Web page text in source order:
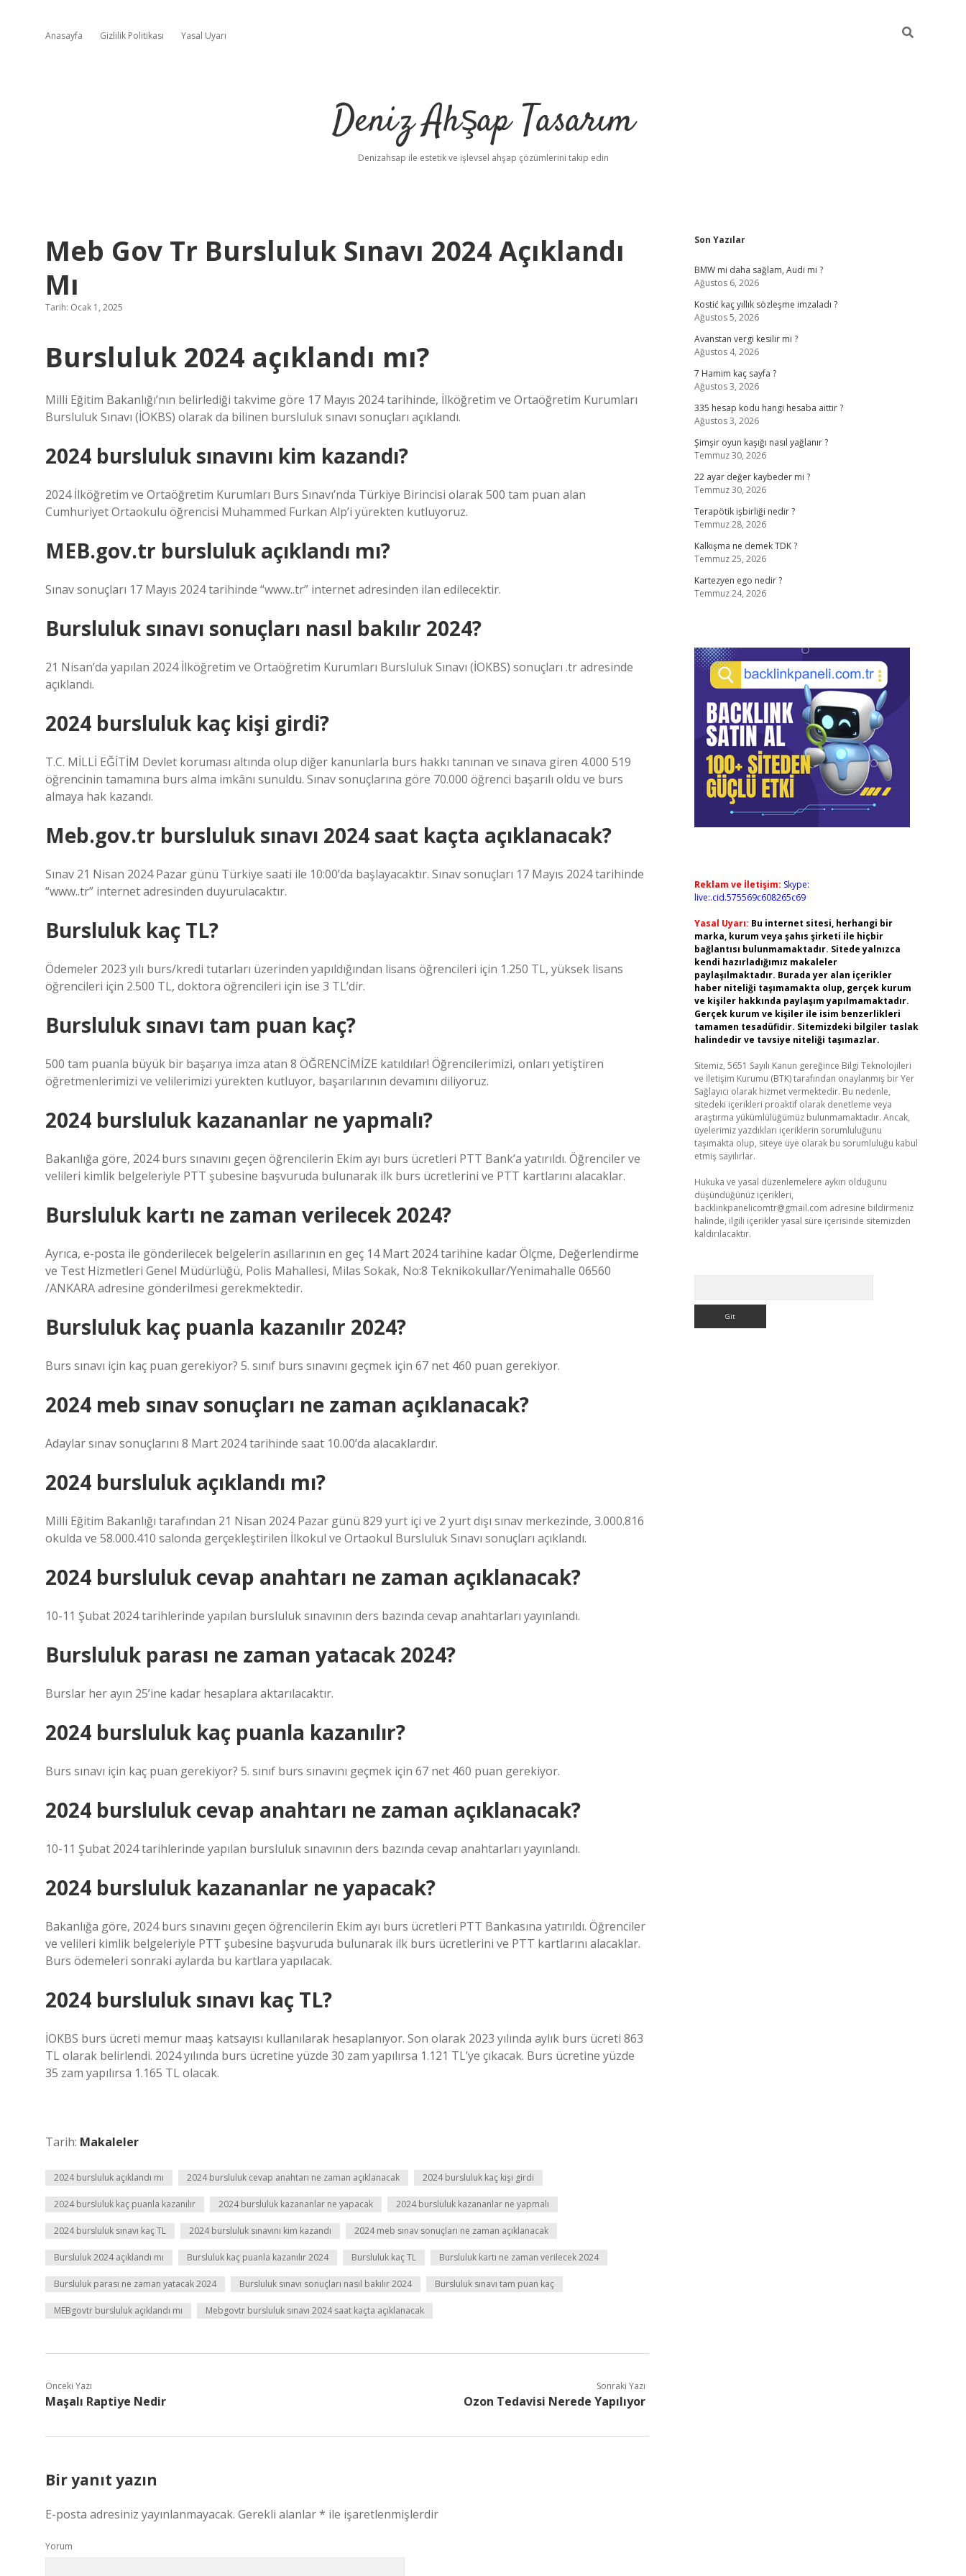
Anasayfa Gizlilik Politikası Yasal Uyarı
Deniz Ahşap Tasarım
Denizahsap ile estetik ve işlevsel ahşap çözümlerini takip edin
Meb Gov Tr Bursluluk Sınavı 2024 Açıklandı
Mı
Tarih: Ocak 1, 2025
Bursluluk 2024 açıklandı mı?
Milli Eğitim Bakanlığı’nın belirlediği takvime göre 17 Mayıs 2024 tarihinde, İlköğretim ve Ortaöğretim Kurumları
Bursluluk Sınavı (İOKBS) olarak da bilinen bursluluk sınavı sonuçları açıklandı.
2024 bursluluk sınavını kim kazandı?
2024 İlköğretim ve Ortaöğretim Kurumları Burs Sınavı’nda Türkiye Birincisi olarak 500 tam puan alan
Cumhuriyet Ortaokulu öğrencisi Muhammed Furkan Alp’i yürekten kutluyoruz.
MEB.gov.tr bursluluk açıklandı mı?
Sınav sonuçları 17 Mayıs 2024 tarihinde “www..tr” internet adresinden ilan edilecektir.
Bursluluk sınavı sonuçları nasıl bakılır 2024?
21 Nisan’da yapılan 2024 İlköğretim ve Ortaöğretim Kurumları Bursluluk Sınavı (İOKBS) sonuçları .tr adresinde
açıklandı.
2024 bursluluk kaç kişi girdi?
T.C. MİLLİ EĞİTİM Devlet koruması altında olup diğer kanunlarla burs hakkı tanınan ve sınava giren 4.000 519
öğrencinin tamamına burs alma imkânı sunuldu. Sınav sonuçlarına göre 70.000 öğrenci başarılı oldu ve burs
almaya hak kazandı.
Meb.gov.tr bursluluk sınavı 2024 saat kaçta açıklanacak?
Sınav 21 Nisan 2024 Pazar günü Türkiye saati ile 10:00’da başlayacaktır. Sınav sonuçları 17 Mayıs 2024 tarihinde
“www..tr” internet adresinden duyurulacaktır.
Bursluluk kaç TL?
Ödemeler 2023 yılı burs/kredi tutarları üzerinden yapıldığından lisans öğrencileri için 1.250 TL, yüksek lisans
öğrencileri için 2.500 TL, doktora öğrencileri için ise 3 TL’dir.
Bursluluk sınavı tam puan kaç?
500 tam puanla büyük bir başarıya imza atan 8 ÖĞRENCİMİZE katıldılar! Öğrencilerimizi, onları yetiştiren
öğretmenlerimizi ve velilerimizi yürekten kutluyor, başarılarının devamını diliyoruz.
2024 bursluluk kazananlar ne yapmalı?
Bakanlığa göre, 2024 burs sınavını geçen öğrencilerin Ekim ayı burs ücretleri PTT Bank’a yatırıldı. Öğrenciler ve
velileri kimlik belgeleriyle PTT şubesine başvuruda bulunarak ilk burs ücretlerini ve PTT kartlarını alacaklar.
Bursluluk kartı ne zaman verilecek 2024?
Ayrıca, e-posta ile gönderilecek belgelerin asıllarının en geç 14 Mart 2024 tarihine kadar Ölçme, Değerlendirme
ve Test Hizmetleri Genel Müdürlüğü, Polis Mahallesi, Milas Sokak, No:8 Teknikokullar/Yenimahalle 06560
/ANKARA adresine gönderilmesi gerekmektedir.
Bursluluk kaç puanla kazanılır 2024?
Burs sınavı için kaç puan gerekiyor? 5. sınıf burs sınavını geçmek için 67 net 460 puan gerekiyor.
2024 meb sınav sonuçları ne zaman açıklanacak?
Adaylar sınav sonuçlarını 8 Mart 2024 tarihinde saat 10.00’da alacaklardır.
2024 bursluluk açıklandı mı?
Milli Eğitim Bakanlığı tarafından 21 Nisan 2024 Pazar günü 829 yurt içi ve 2 yurt dışı sınav merkezinde, 3.000.816
okulda ve 58.000.410 salonda gerçekleştirilen İlkokul ve Ortaokul Bursluluk Sınavı sonuçları açıklandı.
2024 bursluluk cevap anahtarı ne zaman açıklanacak?
10-11 Şubat 2024 tarihlerinde yapılan bursluluk sınavının ders bazında cevap anahtarları yayınlandı.
Bursluluk parası ne zaman yatacak 2024?
Burslar her ayın 25’ine kadar hesaplara aktarılacaktır.
2024 bursluluk kaç puanla kazanılır?
Burs sınavı için kaç puan gerekiyor? 5. sınıf burs sınavını geçmek için 67 net 460 puan gerekiyor.
2024 bursluluk cevap anahtarı ne zaman açıklanacak?
10-11 Şubat 2024 tarihlerinde yapılan bursluluk sınavının ders bazında cevap anahtarları yayınlandı.
2024 bursluluk kazananlar ne yapacak?
Bakanlığa göre, 2024 burs sınavını geçen öğrencilerin Ekim ayı burs ücretleri PTT Bankasına yatırıldı. Öğrenciler
ve velileri kimlik belgeleriyle PTT şubesine başvuruda bulunarak ilk burs ücretlerini ve PTT kartlarını alacaklar.
Burs ödemeleri sonraki aylarda bu kartlara yapılacak.
2024 bursluluk sınavı kaç TL?
İOKBS burs ücreti memur maaş katsayısı kullanılarak hesaplanıyor. Son olarak 2023 yılında aylık burs ücreti 863
TL olarak belirlendi. 2024 yılında burs ücretine yüzde 30 zam yapılırsa 1.121 TL’ye çıkacak. Burs ücretine yüzde
35 zam yapılırsa 1.165 TL olacak.
Tarih: Makaleler
2024 bursluluk açıklandı mı 2024 bursluluk cevap anahtarı ne zaman açıklanacak 2024 bursluluk kaç kişi girdi
2024 bursluluk kaç puanla kazanılır 2024 bursluluk kazananlar ne yapacak 2024 bursluluk kazananlar ne yapmalı
2024 bursluluk sınavı kaç TL 2024 bursluluk sınavını kim kazandı 2024 meb sınav sonuçları ne zaman açıklanacak
Bursluluk 2024 açıklandı mı Bursluluk kaç puanla kazanılır 2024 Bursluluk kaç TL Bursluluk kartı ne zaman verilecek 2024
Bursluluk parası ne zaman yatacak 2024 Bursluluk sınavı sonuçları nasıl bakılır 2024 Bursluluk sınavı tam puan kaç
MEBgovtr bursluluk açıklandı mı Mebgovtr bursluluk sınavı 2024 saat kaçta açıklanacak
Önceki Yazı
Maşalı Raptiye Nedir
Sonraki Yazı
Ozon Tedavisi Nerede Yapılıyor
Bir yanıt yazın
E-posta adresiniz yayınlanmayacak. Gerekli alanlar* ile işaretlenmişlerdir
Yorum
Sidebar
Son Yazılar
BMW mi daha sağlam, Audi mi ?
Ağustos 6, 2026
Kostić kaç yıllık sözleşme imzaladı ?
Ağustos 5, 2026
Avanstan vergi kesilir mi ?
Ağustos 4, 2026
7 Hamim kaç sayfa ?
Ağustos 3, 2026
335 hesap kodu hangi hesaba aittir ?
Ağustos 3, 2026
Şimşir oyun kaşığı nasıl yağlanır ?
Temmuz 30, 2026
22 ayar değer kaybeder mi ?
Temmuz 30, 2026
Terapötik işbirliği nedir ?
Temmuz 28, 2026
Kalkışma ne demek TDK ?
Temmuz 25, 2026
Kartezyen ego nedir ?
Temmuz 24, 2026
Reklam ve İletişim: Skype:
live:.cid.575569c608265c69
Yasal Uyarı: Bu internet sitesi, herhangi bir
marka, kurum veya şahıs şirketi ile hiçbir
bağlantısı bulunmamaktadır. Sitede yalnızca
kendi hazırladığımız makaleler
paylaşılmaktadır. Burada yer alan içerikler
haber niteliği taşımamakta olup, gerçek kurum
ve kişiler hakkında paylaşım yapılmamaktadır.
Gerçek kurum ve kişiler ile isim benzerlikleri
tamamen tesadüfidir. Sitemizdeki bilgiler taslak
halindedir ve tavsiye niteliği taşımazlar.
Sitemiz, 5651 Sayılı Kanun gereğince Bilgi Teknolojileri
ve İletişim Kurumu (BTK) tarafından onaylanmış bir Yer
Sağlayıcı olarak hizmet vermektedir. Bu nedenle,
sitedeki içerikleri proaktif olarak denetleme veya
araştırma yükümlülüğümüz bulunmamaktadır. Ancak,
üyelerimiz yazdıkları içeriklerin sorumluluğunu
taşımakta olup, siteye üye olarak bu sorumluluğu kabul
etmiş sayılırlar.
Hukuka ve yasal düzenlemelere aykırı olduğunu
düşündüğünüz içerikleri,
backlinkpanelicomtr@gmail.com adresine bildirmeniz
halinde, ilgili içerikler yasal süre içerisinde sitemizden
kaldırılacaktır.